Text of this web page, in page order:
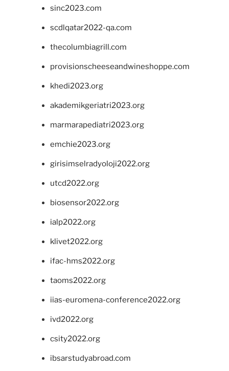
sinc2023.com
scdlqatar2022-qa.com
thecolumbiagrill.com
provisionscheeseandwineshoppe.com
khedi2023.org
akademikgeriatri2023.org
marmarapediatri2023.org
emchie2023.org
girisimselradyoloji2022.org
utcd2022.org
biosensor2022.org
ialp2022.org
klivet2022.org
ifac-hms2022.org
taoms2022.org
iias-euromena-conference2022.org
ivd2022.org
csity2022.org
ibsarstudyabroad.com